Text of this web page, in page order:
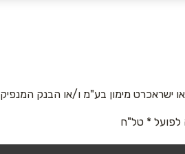
ישראכרט מימון בע"מ ו/או הבנק המנפיק
לפועל * טל"ח